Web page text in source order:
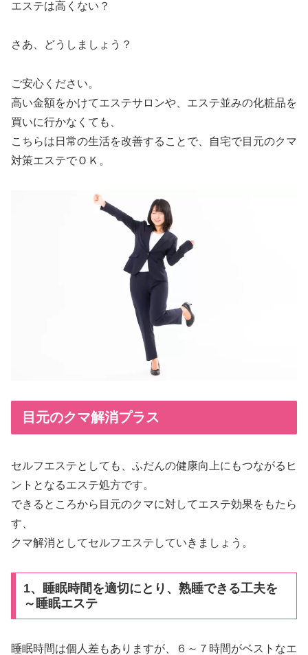
エステは高くない？
さあ、どうしましょう？
ご安心ください。
高い金額をかけてエステサロンや、エステ並みの化粧品を
買いに行かなくても、
こちらは日常の生活を改善することで、自宅で目元のクマ
対策エステでＯＫ。
目元のクマ解消プラス
セルフエステとしても、ふだんの健康向上にもつながるヒ
ントとなるエステ処方です。
できるところから目元のクマに対してエステ効果をもたら
す、
クマ解消としてセルフエステしていきましょう。
1、睡眠時間を適切にとり、熟睡できる工夫を
～睡眠エステ
睡眠時間は個人差もありますが、６～７時間がベストなエ